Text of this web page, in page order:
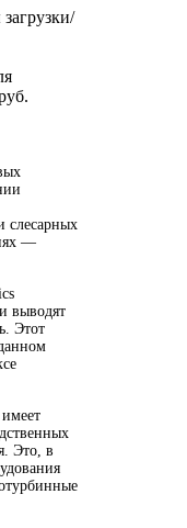
слесарных
—
выводят
Этот
Это, в